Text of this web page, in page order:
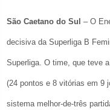
São Caetano do Sul – O
decisiva da Superliga B
Superliga. O time, que teve
(24 pontos e 8 vitórias em 9
sistema melhor-de-três